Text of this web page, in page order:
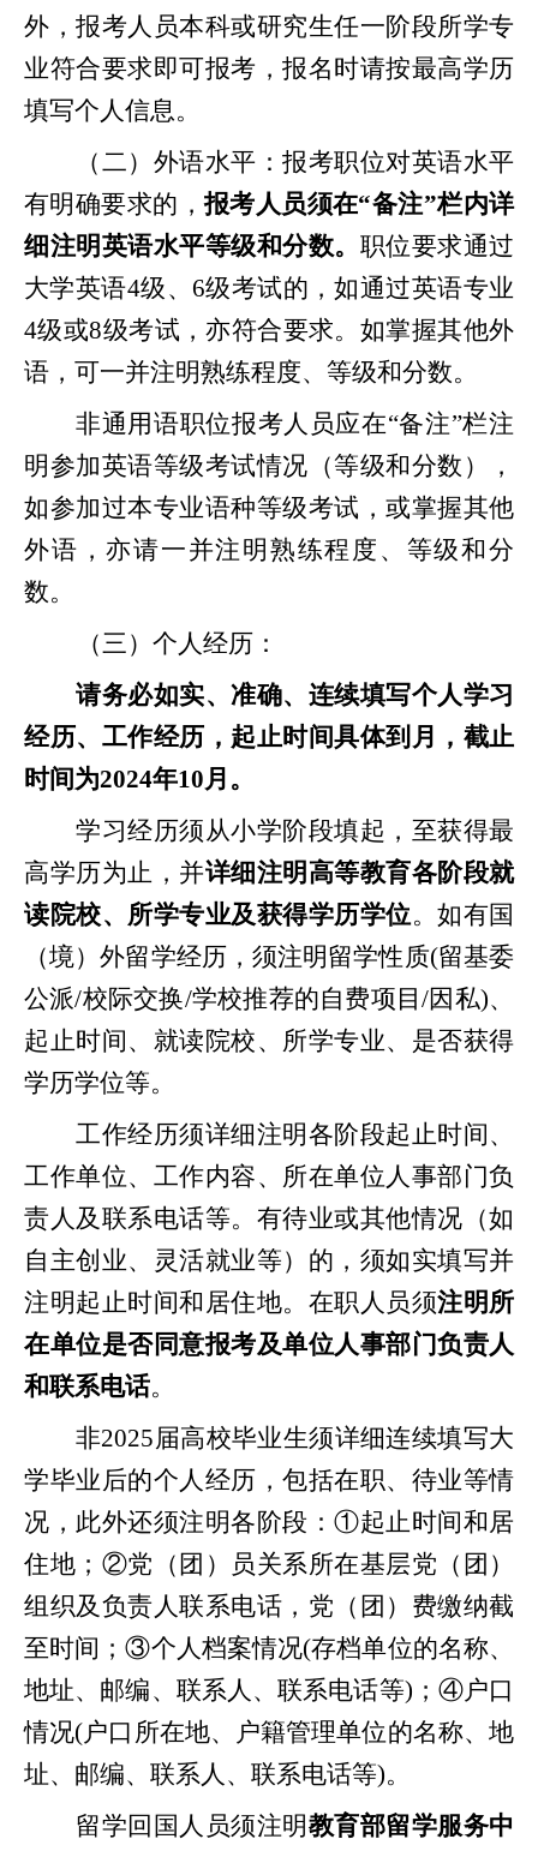
外，报考人员本科或研究生任一阶段所学专
业符合要求即可报考，报名时请按最高学历
填写个人信息。
（二）外语水平：报考职位对英语水平
有明确要求的，报考人员须在“备注”栏内详
细注明英语水平等级和分数。 职位要求通过
大学英语4级、6级考试的，如通过英语专业
4级或8级考试，亦符合要求。如掌握其他外
语，可一并注明熟练程度、等级和分数。
非通用语职位报考人员应在“备注”栏注
明参加英语等级考试情况（等级和分数），
如参加过本专业语种等级考试，或掌握其他
外语，亦请一并注明熟练程度、等级和分
数。
（三）个人经历：
请务必如实、准确、连续填写个人学习
经历、工作经历，起止时间具体到月，截止
时间为2024年10月。
学习经历须从小学阶段填起，至获得最
高学历为止，并详细注明高等教育各阶段就
读院校、所学专业及获得学历学位。如有国
（境）外留学经历，须注明留学性质(留基委
公派/校际交换/学校推荐的自费项目/因私)、
起止时间、就读院校、所学专业、 是否获得
学历学位等。
工作经历须详细注明各阶段起止时间、
工作单位、工作内容、所在单位人事部门负
责人及联系电话等。有待业或其他情况（如
自主创业、灵活就业等）的，须如实填写并
注明起止时间和居住地。在职人员须注明所
在单位是否同意报考及单位人事部门负责人
和联系电话。
非2025届高校毕业生须详细连续填写大
学毕业后的个人经历，包括在职、待业等情
况，此外还须注明各阶段： ①起止时间和居
住地；②党（团）员关系所在基层党（团）
组织及负责人联系电话，党（团）费缴纳截
至时间；③个人档案情况(存档单位的名称、
地址、邮编、联系人、联系电话等)；④户口
情况(户口所在地、户籍管理单位的名称、地
址、邮编、联系人、联系电话等)。
留学回国人员须注明教育部留学服务中